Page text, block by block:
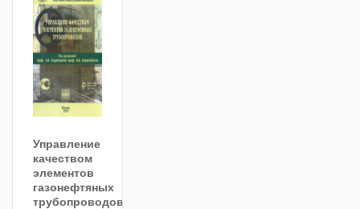
Управление
качеством
элементов
газонефтяных
трубопроводов